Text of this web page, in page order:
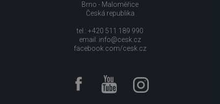
Brno - Maloměřice
Česká republika
tel.: +420 511 189 990
email: info@cesk.cz
facebook.com/cesk.cz